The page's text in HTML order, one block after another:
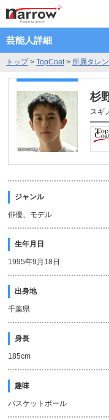
芸能人詳細
トップ> TopCoat> 所属タレ
杉
スギ
ジャンル
俳優、モデル
生年月日
1995年9月18日
出身地
千葉県
身長
185cm
趣味
バスケットボール